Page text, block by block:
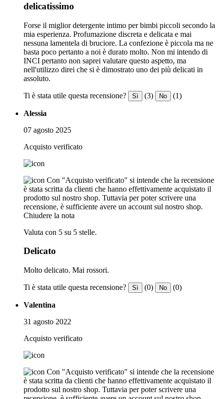
delicatissimo
Forse il miglior detergente intimo per bimbi piccoli secondo la
mia esperienza. Profumazione discreta e delicata e mai
nessuna lamentela di bruciore. La confezione è piccola ma ne
basta poco pertanto a noi è durato molto. Non mi intendo di
INCI pertanto non saprei valutare questo aspetto, ma
nell'utilizzo direi che si è dimostrato uno dei più delicati in
assoluto.
Ti è stata utile questa recensione? Sì (3) No (1)
Alessia
07 agosto 2025
Acquisto verificato
Con "Acquisto verificato" si intende che la recensione
è stata scritta da clienti che hanno effettivamente acquistato il
prodotto sul nostro shop. Tuttavia per poter scrivere una
recensione, è sufficiente avere un account sul nostro shop.
Chiudere la nota
Valuta con 5 su 5 stelle.
Delicato
Molto delicato. Mai rossori.
Ti è stata utile questa recensione? Sì (0) No (0)
Valentina
31 agosto 2022
Acquisto verificato
Con "Acquisto verificato" si intende che la recensione
è stata scritta da clienti che hanno effettivamente acquistato il
prodotto sul nostro shop. Tuttavia per poter scrivere una